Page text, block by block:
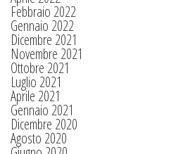
Febbraio 2022
Gennaio 2022
Dicembre 2021
Novembre 2021
Ottobre 2021
Luglio 2021
Aprile 2021
Gennaio 2021
Dicembre 2020
Agosto 2020